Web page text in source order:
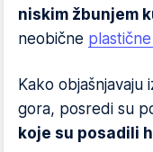
niskim žbunjem
neobične plastične
Kako
gora, posredi su
koje su posadili